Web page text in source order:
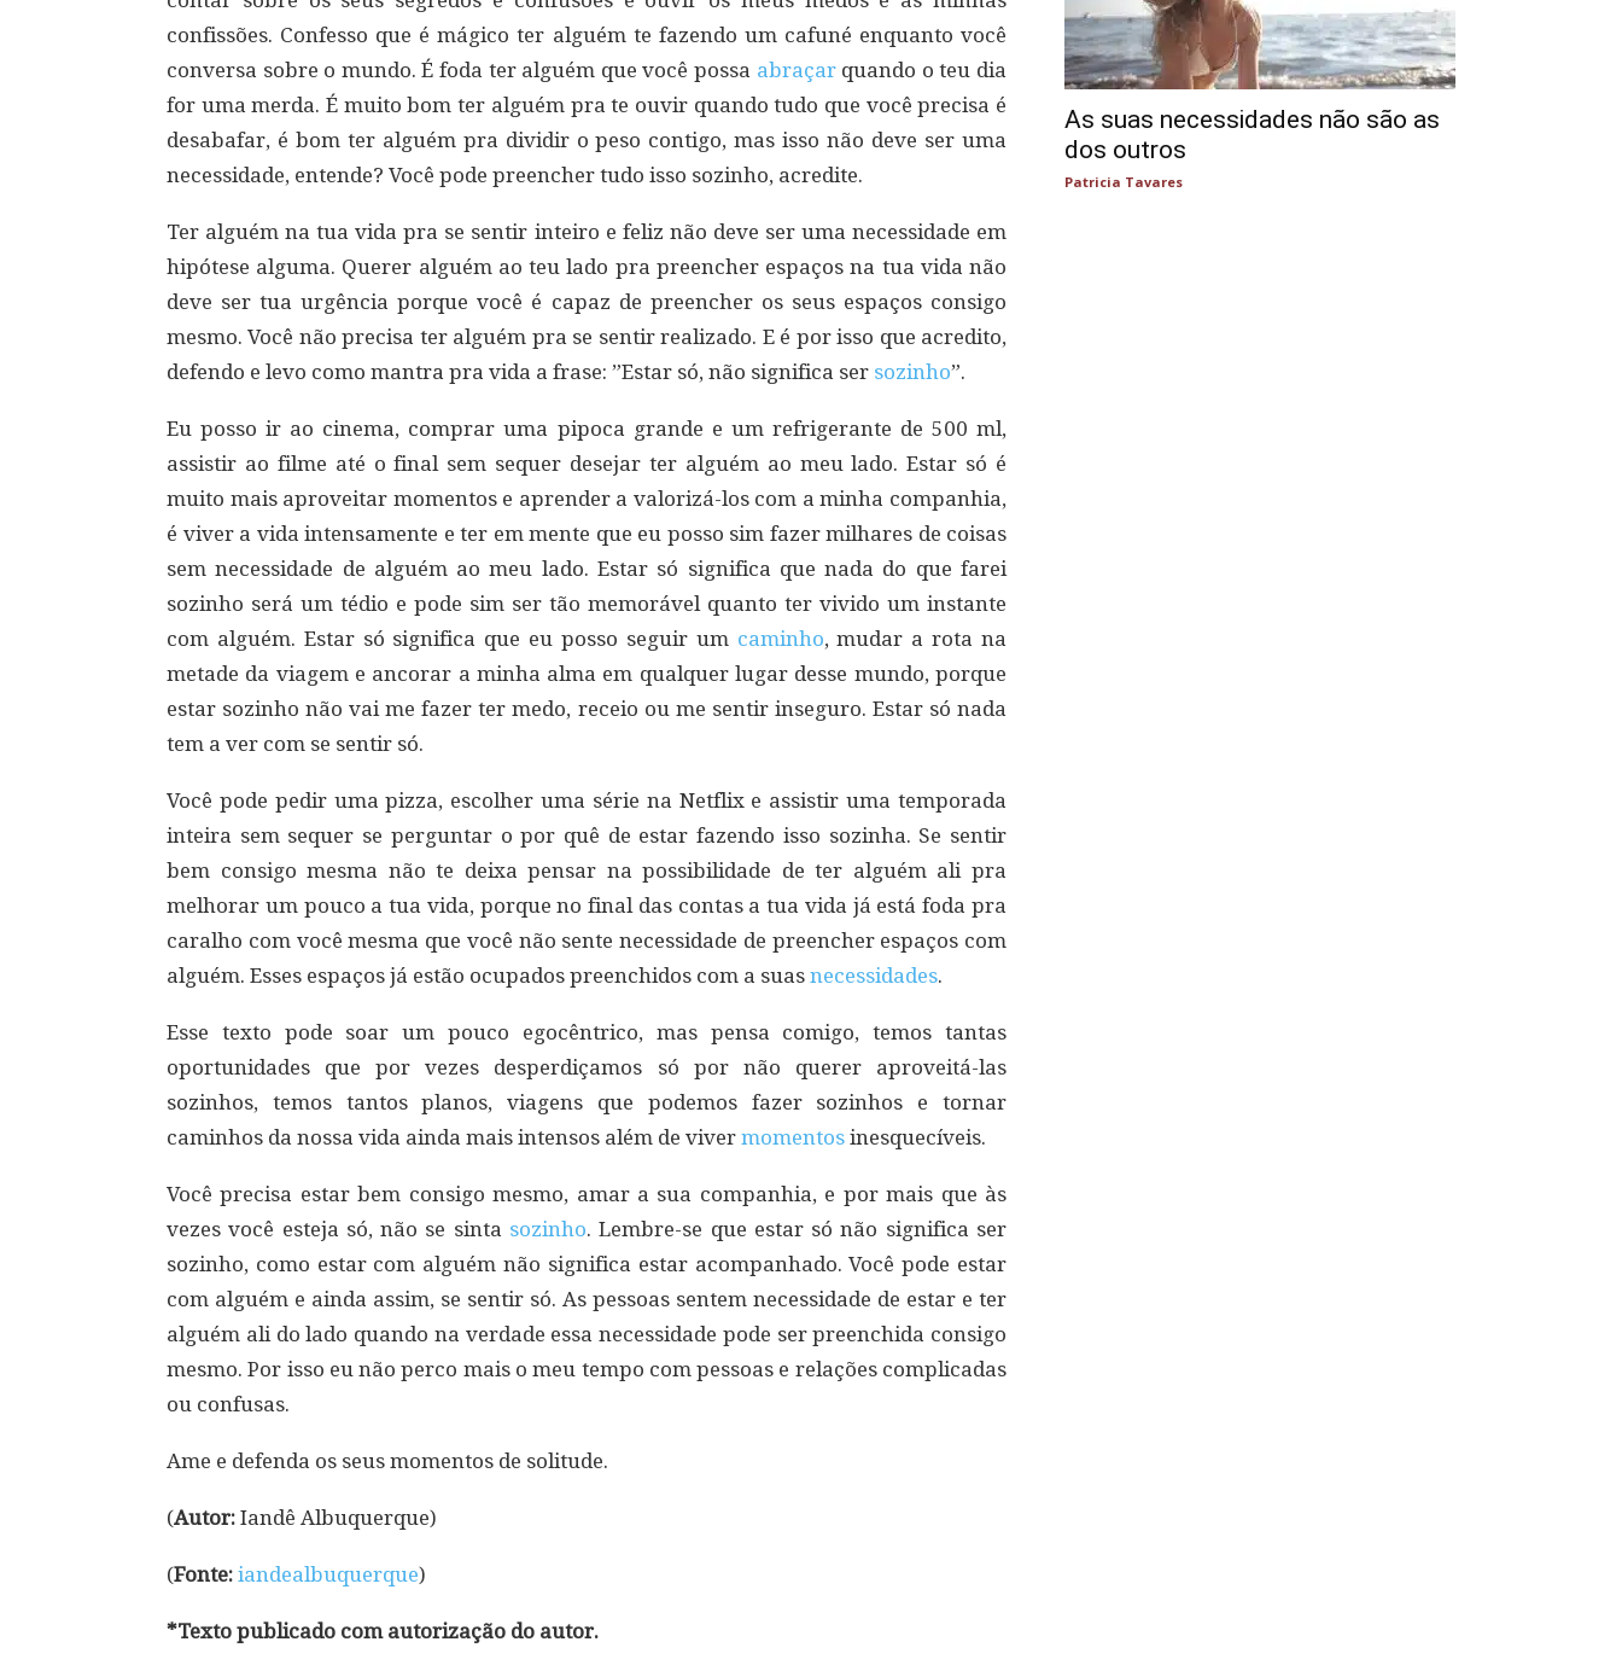
confissões. Confesso que é mágico ter alguém te fazendo um cafuné enquanto você
conversa sobre o mundo. É foda ter alguém que você possa abraçarquando o teu dia
for uma merda. É muito bom ter alguém pra te ouvir quando tudo que você precisa é
desabafar, é bom ter alguém pra dividir o peso contigo, mas isso não deve ser uma
necessidade, entende? Você pode preencher tudo isso sozinho, acredite.
Ter alguém na tua vida pra se sentir inteiro e feliz não deve ser uma necessidade em
hipótese alguma. Querer alguém ao teu lado pra preencher espaços na tua vida não
deve ser tua urgência porque você é capaz de preencher os seus espaços consigo
mesmo. Você não precisa ter alguém pra se sentir realizado. E é por isso que acredito,
defendo e levo como mantra pra vida a frase: ”Estar só, não significa ser sozinho”.
Eu posso ir ao cinema, comprar uma pipoca grande e um refrigerante de 500 ml,
assistir ao filme até o final sem sequer desejar ter alguém ao meu lado. Estar só é
muito mais aproveitar momentos e aprender a valorizá-los com a minha companhia,
é viver a vida intensamente e ter em mente que eu posso sim fazer milhares de coisas
sem necessidade de alguém ao meu lado. Estar só significa que nada do que farei
sozinho será um tédio e pode sim ser tão memorável quanto ter vivido um instante
com alguém. Estar só significa que eu posso seguir um caminho, mudar a rota na
metade da viagem e ancorar a minha alma em qualquer lugar desse mundo, porque
estar sozinho não vai me fazer ter medo, receio ou me sentir inseguro. Estar só nada
tem a ver com se sentir só.
Você pode pedir uma pizza, escolher uma série na Netflix e assistir uma temporada
inteira sem sequer se perguntar o por quê de estar fazendo isso sozinha. Se sentir
bem consigo mesma não te deixa pensar na possibilidade de ter alguém ali pra
melhorar um pouco a tua vida, porque no final das contas a tua vida já está foda pra
caralho com você mesma que você não sente necessidade de preencher espaços com
alguém. Esses espaços já estão ocupados preenchidos com a suas necessidades.
Esse texto pode soar um pouco egocêntrico, mas pensa comigo, temos tantas
oportunidades que por vezes desperdiçamos só por não querer aproveitá-las
sozinhos, temos tantos planos, viagens que podemos fazer sozinhos e tornar
caminhos da nossa vida ainda mais intensos além de viver momentos inesquecíveis.
Você precisa estar bem consigo mesmo, amar a sua companhia, e por mais que às
vezes você esteja só, não se sinta sozinho. Lembre-se que estar só não significa ser
sozinho, como estar com alguém não significa estar acompanhado. Você pode estar
com alguém e ainda assim, se sentir só. As pessoas sentem necessidade de estar e ter
alguém ali do lado quando na verdade essa necessidade pode ser preenchida consigo
mesmo. Por isso eu não perco mais o meu tempo com pessoas e relações complicadas
ou confusas.
Ame e defenda os seus momentos de solitude.
(Autor: Iandê Albuquerque)
(Fonte: iandealbuquerque)
*Texto publicado com autorização do autor.
As suas necessidades não são as
dos outros
Patricia Tavares